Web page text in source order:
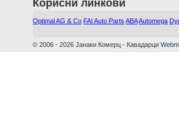
Корисни линкови
Optimal AG & Co FAI Auto Parts ABAAutomega
© 2006 - 2026 Јанаки Комерц - Кавадарци